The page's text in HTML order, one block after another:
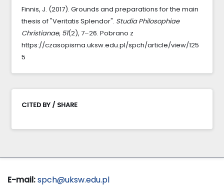
Finnis, J. (2017). Grounds and preparations for the main
thesis of "Veritatis Splendor". Studia Philosophiae
Christianae, 51(2), 7–26. Pobrano z
https://czasopisma.uksw.edu.pl/spch/article/view/125
5
CITED BY / SHARE
E-mail:spch@uksw.edu.pl